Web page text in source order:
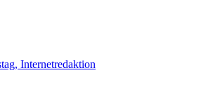
Internetredaktion